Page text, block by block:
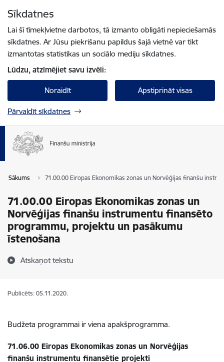
Sīkdatnes
Lai šī tīmekļvietne darbotos, tā izmanto obligāti nepieciešamās
sīkdatnes. Ar Jūsu piekrišanu papildus šajā vietnē var tikt
izmantotas statistikas un sociālo mediju sīkdatnes.
Lūdzu, atzīmējiet savu izvēli:
Noraidīt Apstiprināt visas
Pārvaldīt sīkdatnes
Sākums 71.00.00 Eiropas Ekonomikas zonas un Norvēģijas finanšu
71.00.00 Eiropas Ekonomikas zonas un
Norvēģijas finanšu instrumentu finansēto
programmu, projektu un pasākumu
īstenošana
Atskaņot tekstu
Publicēts: 05.11.2020.
Budžeta programmai ir viena apakšprogramma.
71.06.00 Eiropas Ekonomikas zonas un Norvēģijas
finanšu instrumentu finansētie projekti